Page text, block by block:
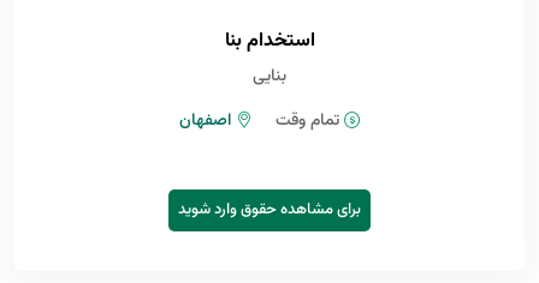
استخدام بنا
بنایی
تمام وقت
اصفهان
برای مشاهده حقوق وارد شوید